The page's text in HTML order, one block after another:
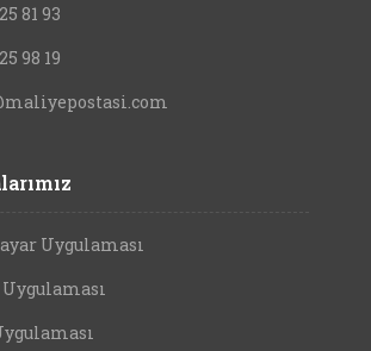
81 93
98 19
Uygulaması